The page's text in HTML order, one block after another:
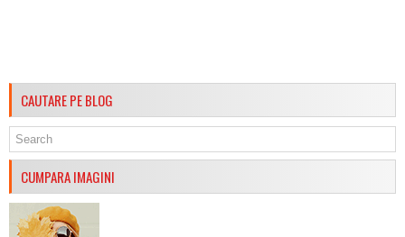
CAUTARE PE BLOG
CUMPARA IMAGINI